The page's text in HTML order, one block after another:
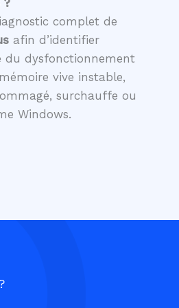
complet de
afin d’identifier
du dysfonctionnement
vive instable,
surchauffe ou
Windows.